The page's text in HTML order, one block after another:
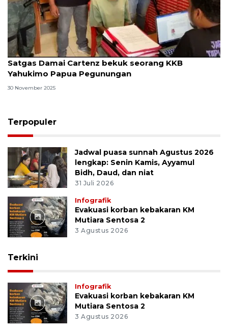
Satgas Damai Cartenz bekuk seorang KKB
Yahukimo Papua Pegunungan
30 November 2025
Terpopuler
Jadwal puasa sunnah Agustus 2026
lengkap: Senin Kamis, Ayyamul
Bidh, Daud, dan niat
31 Juli 2026
Infografik
Evakuasi korban kebakaran KM
Mutiara Sentosa 2
3 Agustus 2026
Terkini
Infografik
Evakuasi korban kebakaran KM
Mutiara Sentosa 2
3 Agustus 2026